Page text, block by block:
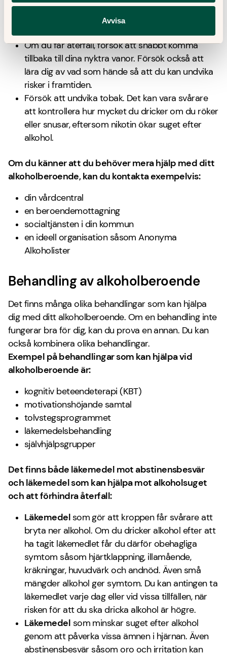
Avvisa
Det är också bra att tänka på följande:
Om du får återfall, försök att snabbt komma
tillbaka till dina nyktra vanor. Försök också att
lära dig av vad som hände så att du kan undvika
risker i framtiden.
Försök att undvika tobak. Det kan vara svårare
att kontrollera hur mycket du dricker om du röker
eller snusar, eftersom nikotin ökar suget efter
alkohol.
Om du känner att du behöver mera hjälp med ditt
alkoholberoende, kan du kontakta exempelvis:
din vårdcentral
en beroendemottagning
socialtjänsten i din kommun
en ideell organisation såsom Anonyma
Alkoholister
Behandling av alkoholberoende
Det finns många olika behandlingar som kan hjälpa
dig med ditt alkoholberoende. Om en behandling inte
fungerar bra för dig, kan du prova en annan. Du kan
också kombinera olika behandlingar.
Exempel på behandlingar som kan hjälpa vid
alkoholberoende är:
kognitiv beteendeterapi (KBT)
motivationshöjande samtal
tolvstegsprogrammet
läkemedelsbehandling
självhjälpsgrupper
Det finns både läkemedel mot abstinensbesvär
och läkemedel som kan hjälpa mot alkoholsuget
och att förhindra återfall:
Läkemedel som gör att kroppen får svårare att
bryta ner alkohol. Om du dricker alkohol efter att
ha tagit läkemedlet får du därför obehagliga
symtom såsom hjärtklappning, illamående,
kräkningar, huvudvärk och andnöd. Även små
mängder alkohol ger symtom. Du kan antingen ta
läkemedlet varje dag eller vid vissa tillfällen, när
risken för att du ska dricka alkohol är högre.
Läkemedel som minskar suget efter alkohol
genom att påverka vissa ämnen i hjärnan. Även
abstinensbesvär såsom oro och irritation kan